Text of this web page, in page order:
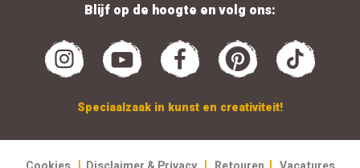
Blijf op de hoogte en volg ons:
Speciaalzaak in kunst en creativiteit!